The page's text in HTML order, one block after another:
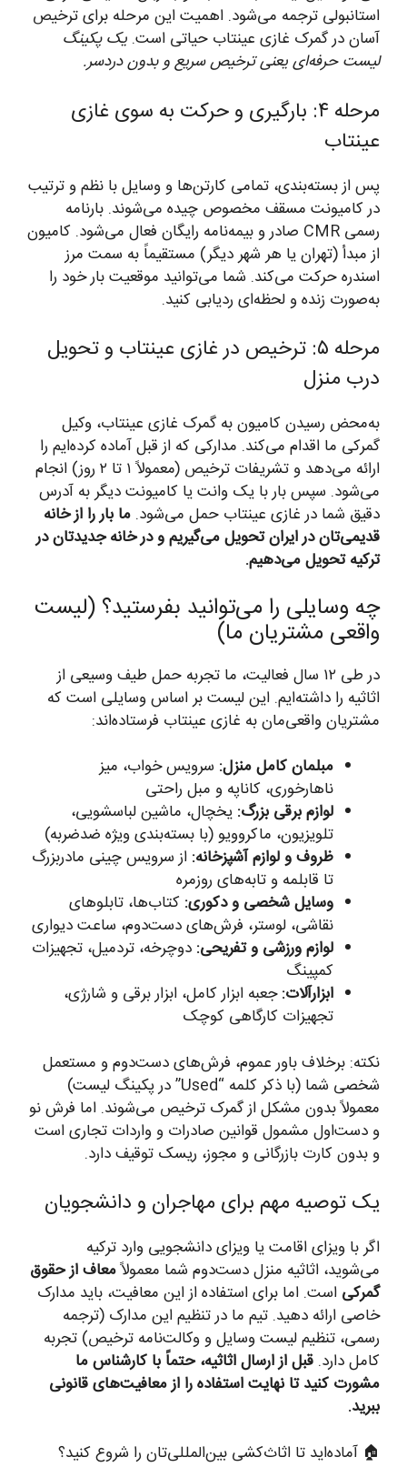
استانبولی ترجمه می‌شود. اهمیت این مرحله برای ترخیص
آسان در گمرک غازی عینتاب حیاتی است. یک پکینگ
لیست حرفه‌ای یعنی ترخیص سریع و بدون دردسر.
مرحله ۴: بارگیری و حرکت به سوی غازی
عینتاب
پس از بسته‌بندی، تمامی کارتن‌ها و وسایل با نظم و ترتیب
در کامیونت مسقف مخصوص چیده می‌شوند. بارنامه
رسمی CMR صادر و بیمه‌نامه رایگان فعال می‌شود. کامیون
از مبدأ (تهران یا هر شهر دیگر) مستقیماً به سمت مرز
اسندره حرکت می‌کند. شما می‌توانید موقعیت بار خود را
به‌صورت زنده و لحظه‌ای ردیابی کنید.
مرحله ۵: ترخیص در غازی عینتاب و تحویل
درب منزل
به‌محض رسیدن کامیون به گمرک غازی عینتاب، وکیل
گمرکی ما اقدام می‌کند. مدارکی که از قبل آماده کرده‌ایم را
ارائه می‌دهد و تشریفات ترخیص (معمولاً ۱ تا ۲ روز) انجام
می‌شود. سپس بار با یک وانت یا کامیونت دیگر به آدرس
دقیق شما در غازی عینتاب حمل می‌شود. ما بار را از خانه
قدیمی‌تان در ایران تحویل می‌گیریم و در خانه جدیدتان در
ترکیه تحویل می‌دهیم.
چه وسایلی را می‌توانید بفرستید؟ (لیست
واقعی مشتریان ما)
در طی ۱۲ سال فعالیت، ما تجربه حمل طیف وسیعی از
اثاثیه را داشته‌ایم. این لیست بر اساس وسایلی است که
مشتریان واقعی‌مان به غازی عینتاب فرستاده‌اند:
مبلمان کامل منزل: سرویس خواب، میز
ناهارخوری، کاناپه و مبل راحتی
لوازم برقی بزرگ: یخچال، ماشین لباسشویی،
تلویزیون، ماکروویو (با بسته‌بندی ویژه ضدضربه)
ظروف و لوازم آشپزخانه: از سرویس چینی مادربزرگ
تا قابلمه و تابه‌های روزمره
وسایل شخصی و دکوری: کتاب‌ها، تابلوهای
نقاشی، لوستر، فرش‌های دست‌دوم، ساعت دیواری
لوازم ورزشی و تفریحی: دوچرخه، تردمیل، تجهیزات
کمپینگ
ابزارآلات:جعبه ابزار کامل، ابزار برقی و شارژی،
تجهیزات کارگاهی کوچک
نکته: برخلاف باور عموم، فرش‌های دست‌دوم و مستعمل
شخصی شما (با ذکر کلمه “Used” در پکینگ لیست)
معمولاً بدون مشکل از گمرک ترخیص می‌شوند. اما فرش نو
و دست‌اول مشمول قوانین صادرات و واردات تجاری است
و بدون کارت بازرگانی و مجوز، ریسک توقیف دارد.
یک توصیه مهم برای مهاجران و دانشجویان
اگر با ویزای اقامت یا ویزای دانشجویی وارد ترکیه
می‌شوید، اثاثیه منزل دست‌دوم شما معمولاًمعاف از حقوق
گمرکی است. اما برای استفاده از این معافیت، باید مدارک
خاصی ارائه دهید. تیم ما در تنظیم این مدارک (ترجمه
رسمی، تنظیم لیست وسایل و وکالت‌نامه ترخیص) تجربه
کامل دارد. قبل از ارسال اثاثیه، حتماً با کارشناس ما
مشورت کنید تا نهایت استفاده را از معافیت‌های قانونی
ببرید.
🏠 آماده‌اید تا اثاث‌کشی بین‌المللی‌تان را شروع کنید؟